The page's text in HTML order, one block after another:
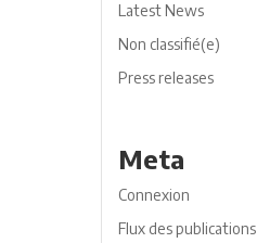
Latest News
Non classifié(e)
Press releases
Meta
Connexion
Flux des publications